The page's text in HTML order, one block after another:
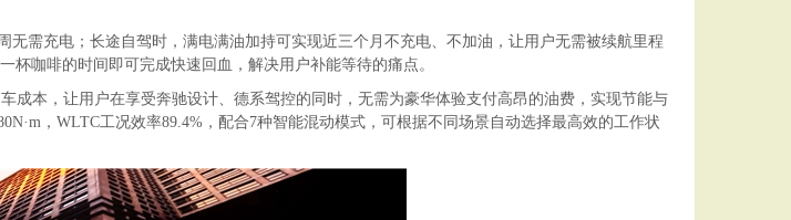
需充电；长途自驾时，满电满油加持可实现近三个月不充电、不加油，让用户无需被续航里程
杯咖啡的时间即可完成快速回血，解决用户补能等待的痛点。
成本，让用户在享受奔驰设计、德系驾控的同时，无需为豪华体验支付高昂的油费，实现节能与
，WLTC工况效率89.4%，配合7种智能混动模式，可根据不同场景自动选择最高效的工作状